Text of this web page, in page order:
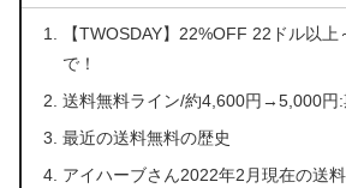
【TWOSDAY】22%OFF 22ドル以
で！
送料無料ライン/約4,600円→5,000円:
最近の送料無料の歴史
アイハーブさん2022年2月現在の送料